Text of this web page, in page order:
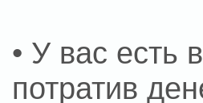
• У вас есть
потратив